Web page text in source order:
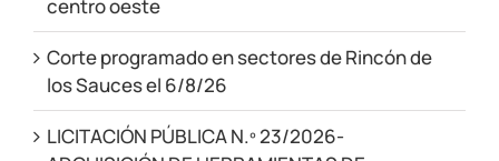
centro oeste
Corte programado en sectores de Rincón de
los Sauces el 6/8/26
LICITACIÓN PÚBLICA N.º 23/2026-